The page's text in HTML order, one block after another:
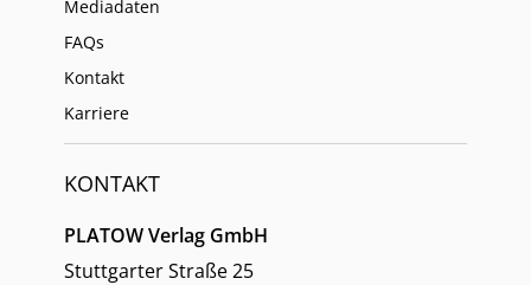
Mediadaten
FAQs
Kontakt
Karriere
KONTAKT
PLATOW Verlag GmbH
Stuttgarter Straße 25